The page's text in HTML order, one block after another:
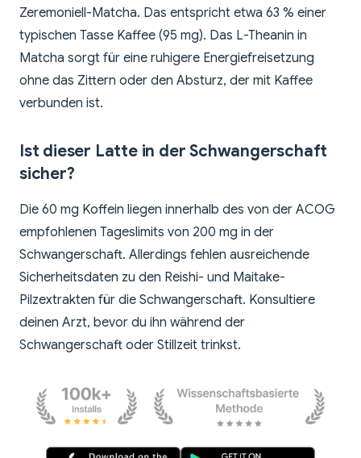
Zeremoniell-Matcha. Das entspricht etwa 63 % einer
typischen Tasse Kaffee (95 mg). Das L-Theanin in
Matcha sorgt für eine ruhigere Energiefreisetzung
ohne das Zittern oder den Absturz, der mit Kaffee
verbunden ist.
Ist dieser Latte in der Schwangerschaft
sicher?
Die 60 mg Koffein liegen innerhalb des von der ACOG
empfohlenen Tageslimits von 200 mg in der
Schwangerschaft. Allerdings fehlen ausreichende
Sicherheitsdaten zu den Reishi- und Maitake-
Pilzextrakten für die Schwangerschaft. Konsultiere
deinen Arzt, bevor du ihn während der
Schwangerschaft oder Stillzeit trinkst.